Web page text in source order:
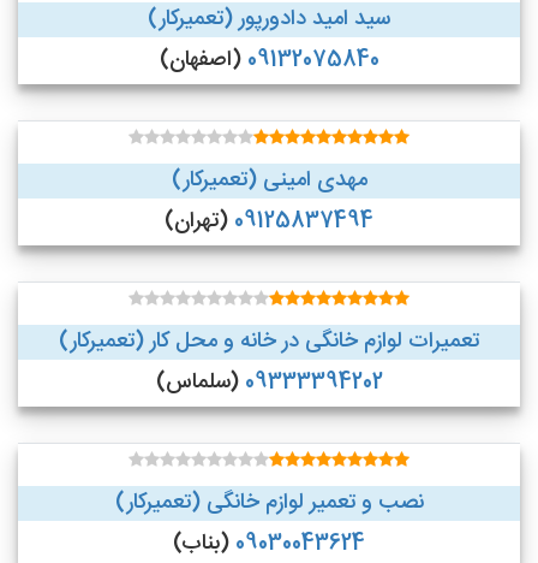
سید امید دادورپور (تعمیرکار)
09132075840(اصفهان)
مهدی امینی (تعمیرکار)
09125837494(تهران)
تعمیرات لوازم خانگی در خانه و محل کار (تعمیرکار)
09333394202(سلماس)
نصب و تعمیر لوازم خانگی (تعمیرکار)
09030043624(بناب)